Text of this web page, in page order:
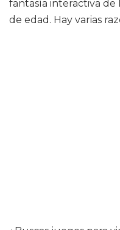
fantasía interactiva de
de edad. Hay varias